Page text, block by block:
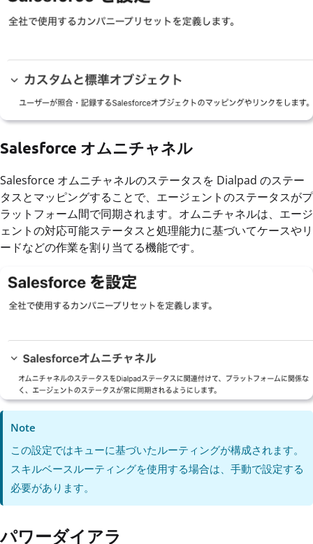
Salesforce オムニチャネル
Salesforce オムニチャネルのステータスを Dialpad のステー
タスとマッピングすることで、エージェントのステータスがプ
ラットフォーム間で同期されます。オムニチャネルは、エージ
ェントの対応可能ステータスと処理能力に基づいてケースやリ
ードなどの作業を割り当てる機能です。
Note
この設定ではキューに基づいたルーティングが構成されます。
スキルベースルーティングを使用する場合は、手動で設定する
必要があります。
パワーダイアラ